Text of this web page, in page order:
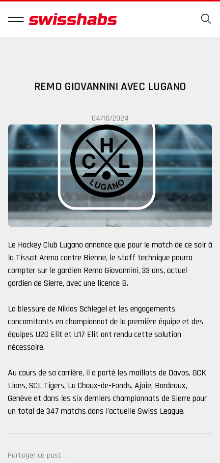
REMO GIOVANNINI AVEC LUGANO
04/10/2024
Le Hockey Club Lugano annonce que pour le match de ce soir à
la Tissot Arena contre Bienne, le staff technique pourra
compter sur le gardien Remo Giovannini, 33 ans, actuel
gardien de Sierre, avec une licence B.
La blessure de Niklas Schlegel et les engagements
concomitants en championnat de la première équipe et des
équipes U20 Elit et U17 Elit ont rendu cette solution
nécessaire.
Au cours de sa carrière, il a porté les maillots de Davos, GCK
Lions, SCL Tigers, La Chaux-de-Fonds, Ajoie, Bordeaux,
Genève et dans les six derniers championnats de Sierre pour
un total de 347 matchs dans l'actuelle Swiss League.
Partager ce post :